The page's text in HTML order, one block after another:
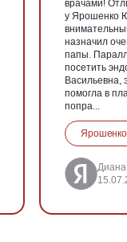
врачами!
у Ярошенко
назначил
папы.
посетить
Васильевна,
помогла в
попра...